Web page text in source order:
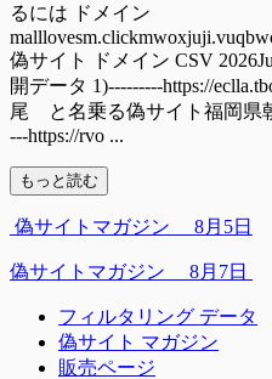
るには ドメイン
偽サイト ドメイン CSV
開データ 1)---------https://
尾 と名乗る偽サイト福岡県朝
---https://rvo ...
もっと読む
偽サイトマガジン 8月5日
偽サイトマガジン 8月7日
フィルタリング データ
偽サイト マガジン
販売ページ